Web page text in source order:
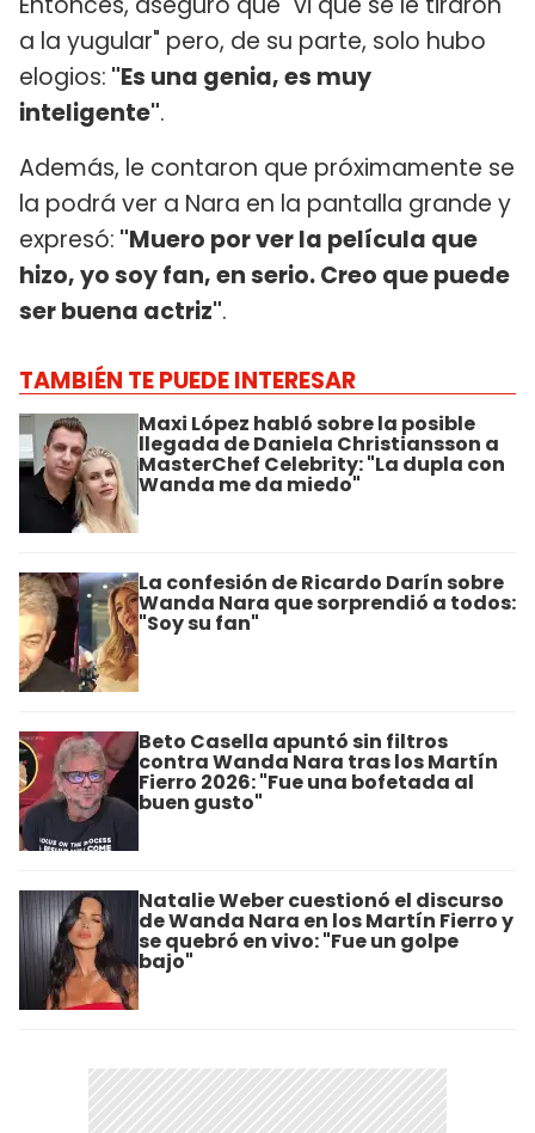
a la yugular" pero, de su parte, solo hubo
elogios: "Es una genia, es muy
inteligente".
Además, le contaron que próximamente se
la podrá ver a Nara en la pantalla grande y
expresó: "Muero por ver la película que
hizo, yo soy fan, en serio. Creo que puede
ser buena actriz".
TAMBIÉN TE PUEDE INTERESAR
Maxi López habló sobre la posible
llegada de Daniela Christiansson a
MasterChef Celebrity: "La dupla con
Wanda me da miedo"
La confesión de Ricardo Darín sobre
Wanda Nara que sorprendió a todos:
"Soy su fan"
Beto Casella apuntó sin filtros
contra Wanda Nara tras los Martín
Fierro 2026: "Fue una bofetada al
buen gusto"
Natalie Weber cuestionó el discurso
de Wanda Nara en los Martín Fierro y
se quebró en vivo: "Fue un golpe
bajo"